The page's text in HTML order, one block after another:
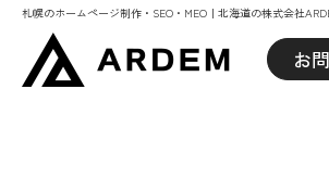
札幌のホームページ制作・SEO・MEO｜北海道の株式会社
お